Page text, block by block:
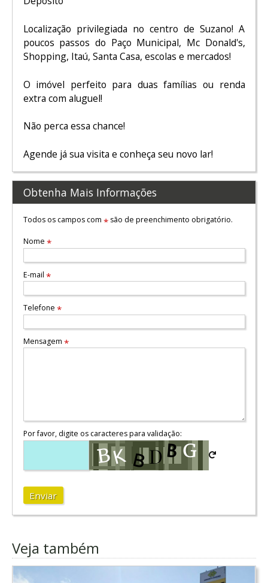
Localização privilegiada no centro de Suzano! A
poucos passos do Paço Municipal, Mc Donald's,
Shopping, Itaú, Santa Casa, escolas e mercados!
O imóvel perfeito para duas famílias ou renda
extra com aluguel!
Não perca essa chance!
Agende já sua visita e conheça seu novo lar!
Obtenha Mais Informações
Todos os campos com *são de preenchimento obrigatório.
Nome *
E-mail *
Telefone *
Mensagem *
Por favor, digite os caracteres para validação:
Enviar
Veja também